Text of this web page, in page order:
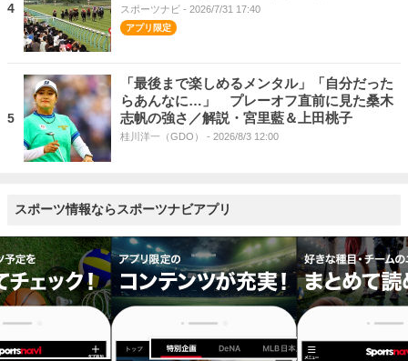
4 スポーツナビ - 2026/7/31 17:40
5
「最後まで楽しめるメンタル」「自分だった
らあんなに…」 プレーオフ直前に見た桑木
志帆の強さ／解説・宮里藍＆上田桃子
桂川洋一（GDO） - 2026/8/3 12:00
スポーツ情報ならスポーツナビアプリ